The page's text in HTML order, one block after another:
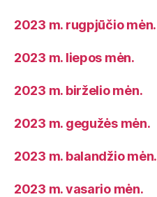
2023 m. rugpjūčio mėn.
2023 m. liepos mėn.
2023 m. birželio mėn.
2023 m. gegužės mėn.
2023 m. balandžio mėn.
2023 m. vasario mėn.